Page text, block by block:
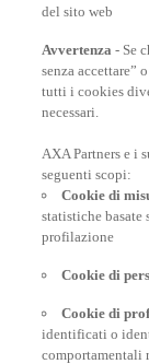
POLIZZE
INFORMAZIONI
del sito web
Avvertenza - Se
senza accettare”
tutti i cookies
necessari.
AXA Partners e i
seguenti scopi:
Cookie di
statistiche
profilazione
Cookie di
Cookie di
identificati o
comportamentali